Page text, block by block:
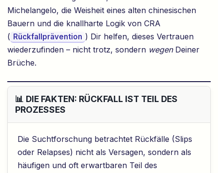
Michelangelo, die Weisheit eines alten chinesischen
Bauern und die knallharte Logik von CRA
( Rückfallprävention ) Dir helfen, dieses Vertrauen
wiederzufinden – nicht trotz, sondern wegenDeiner
Brüche.
📊 DIE FAKTEN: RÜCKFALL IST TEIL DES
PROZESSES
Die Suchtforschung betrachtet Rückfälle (Slips
oder Relapses) nicht als Versagen, sondern als
häufigen und oft erwartbaren Teil des